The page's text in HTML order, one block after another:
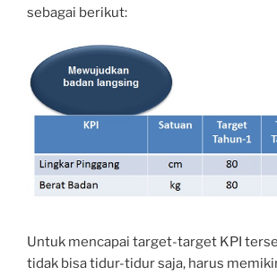
sebagai berikut:
Untuk mencapai target-target KPI
tidak bisa tidur-tidur saja, harus